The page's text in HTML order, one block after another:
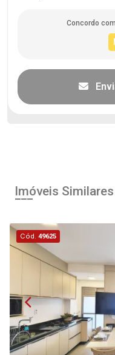
Concordo
Imóveis Similares
Cód.49625